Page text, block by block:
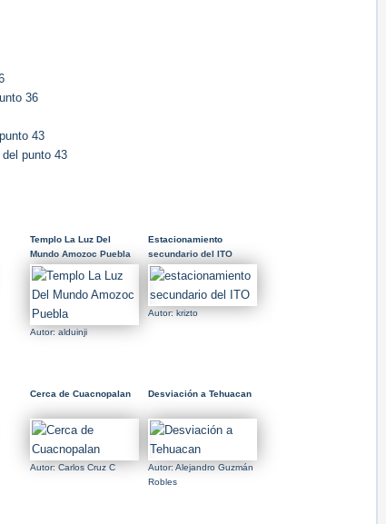
36
43
punto 43
Templo La Luz Del
Mundo Amozoc Puebla
Autor: alduinji
Estacionamiento
secundario del ITO
Autor: krizto
Cerca de Cuacnopalan
Autor: Carlos Cruz C
Desviación a Tehuacan
Autor: Alejandro Guzmán
Robles